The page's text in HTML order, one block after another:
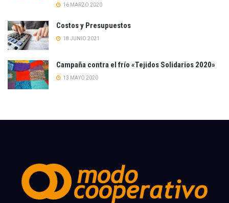
16 MARZO 2020
Costos y Presupuestos
18 JUNIO 2021
Campaña contra el frío «Tejidos Solidarios 2020»
13 MAYO 2020